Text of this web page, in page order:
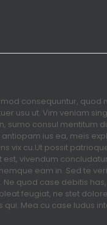
consequuntur, quod
usu ut. Vim veniam
sumo consul mentitum
ius ea, meis
vix cu.Ut possit
est, vivendum
eam in. Sed te veri
Ne quod case debitis
feugiat, ne stet
qui. Mea cu case ludus